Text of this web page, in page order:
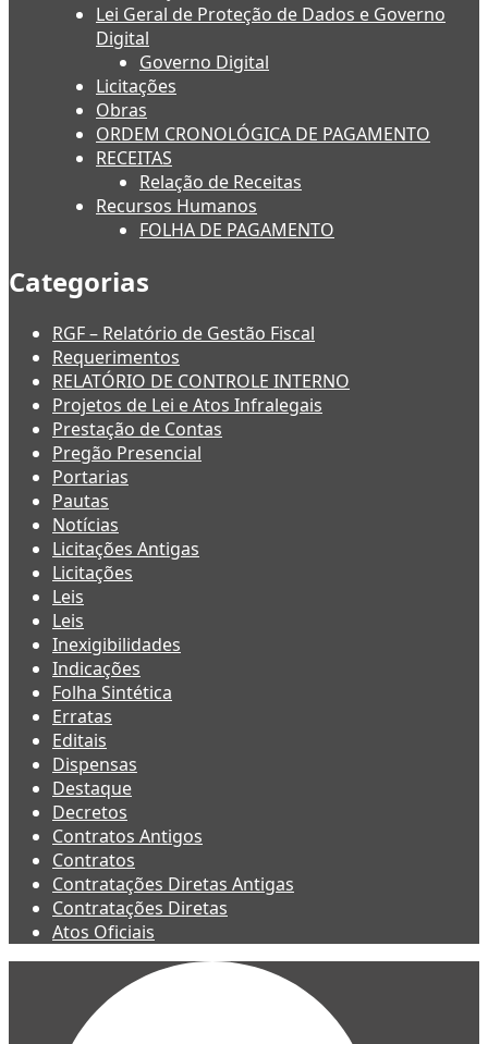
Lei Geral de Proteção de Dados e Governo
Digital
Governo Digital
Licitações
Obras
ORDEM CRONOLÓGICA DE PAGAMENTO
RECEITAS
Relação de Receitas
Recursos Humanos
FOLHA DE PAGAMENTO
Categorias
RGF – Relatório de Gestão Fiscal
Requerimentos
RELATÓRIO DE CONTROLE INTERNO
Projetos de Lei e Atos Infralegais
Prestação de Contas
Pregão Presencial
Portarias
Pautas
Notícias
Licitações Antigas
Licitações
Leis
Leis
Inexigibilidades
Indicações
Folha Sintética
Erratas
Editais
Dispensas
Destaque
Decretos
Contratos Antigos
Contratos
Contratações Diretas Antigas
Contratações Diretas
Atos Oficiais